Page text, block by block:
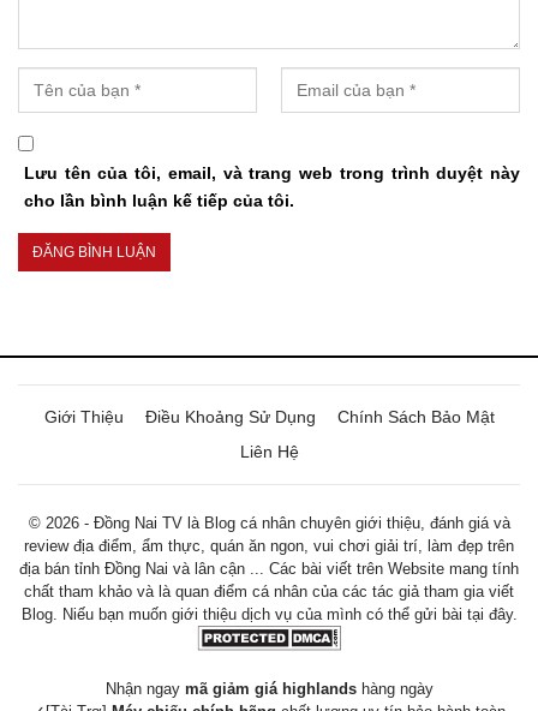
Lưu tên của tôi, email, và trang web trong trình duyệt này
cho lần bình luận kế tiếp của tôi.
Giới Thiệu Điều Khoảng Sử Dụng
Chính Sách Bảo Mật
Liên Hệ
© 2026 - Đồng Nai TV là Blog cá nhân chuyên giới thiệu, đánh giá và
review địa điểm, ẩm thực, quán ăn ngon, vui chơi giải trí, làm đẹp trên
địa bán tỉnh Đồng Nai và lân cận ... Các bài viết trên Website mang tính
chất tham khảo và là quan điểm cá nhân của các tác giả tham gia viết
Blog. Niếu bạn muốn giới thiệu dịch vụ của mình có thể gửi bài tại đây.
Nhận ngay mã giảm giá highlandshàng ngày